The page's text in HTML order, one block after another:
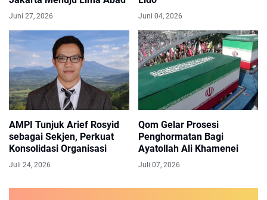
Juni 27, 2026 Juni 04, 2026
AMPI Tunjuk Arief Rosyid
sebagai Sekjen, Perkuat
Konsolidasi Organisasi
Juli 24, 2026
Qom Gelar Prosesi
Penghormatan Bagi
Ayatollah Ali Khamenei
Juli 07, 2026